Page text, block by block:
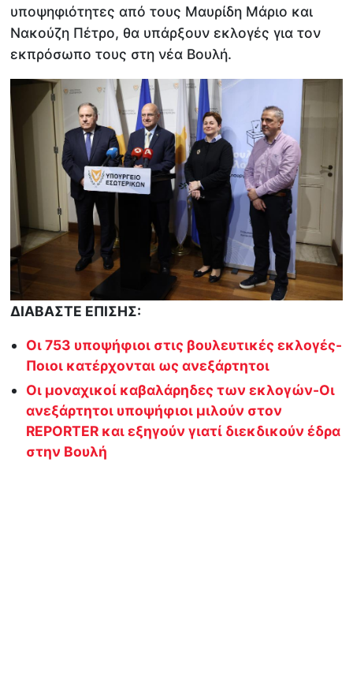
υποψηφιότητες από τους Μαυρίδη Μάριο και
Νακούζη Πέτρο, θα υπάρξουν εκλογές για τον
εκπρόσωπο τους στη νέα Βουλή.
ΔΙΑΒΑΣΤΕ ΕΠΙΣΗΣ:
Οι 753 υποψήφιοι στις βουλευτικές εκλογές-
Ποιοι κατέρχονται ως ανεξάρτητοι
Οι μοναχικοί καβαλάρηδες των εκλογών-Οι
ανεξάρτητοι υποψήφιοι μιλούν στον
REPORTER και εξηγούν γιατί διεκδικούν έδρα
στην Βουλή